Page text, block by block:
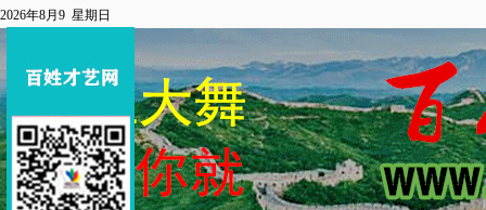
2026年8月9 星期日